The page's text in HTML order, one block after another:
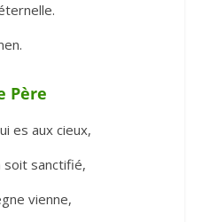
Père
es aux cieux,
sanctifié,
vienne,